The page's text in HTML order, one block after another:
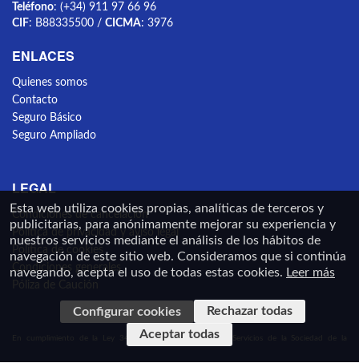
Teléfono: (+34) 911 97 66 96
CIF: B88335500 / CICMA: 3976
ENLACES
Quienes somos
Contacto
Seguro Básico
Seguro Ampliado
LEGAL
Condiciones de cancelación
Política de privacidad y aviso legal
Política de cookies
Condiciones generales
En cumplimiento de la Ley 34/2002, de 11 de julio de Servicios de la Sociedad de la
Esta web utiliza cookies propias, analíticas de terceros y
publicitarias, para anónimamente mejorar su experiencia y
nuestros servicios mediante el análisis de los hábitos de
navegación de este sitio web. Consideramos que si continúa
navegando, acepta el uso de todas estas cookies. Leer más
Configurar cookies
Rechazar todas
Aceptar todas